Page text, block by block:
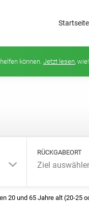
Startseite
können. Jetzt lesen, wie!
RÜCKGABEORT
Ziel
20 und 65 Jahre alt (20-25